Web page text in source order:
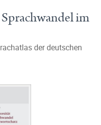
im
der deutschen